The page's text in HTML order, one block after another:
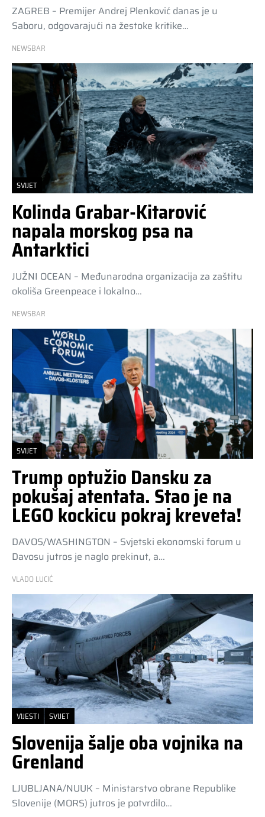
ZAGREB – Premijer Andrej Plenković danas je u
Saboru, odgovarajući na žestoke kritike…
NEWSBAR
SVIJET
Kolinda Grabar-Kitarović
napala morskog psa na
Antarktici
JUŽNI OCEAN – Međunarodna organizacija za zaštitu
okoliša Greenpeace i lokalno…
NEWSBAR
SVIJET
Trump optužio Dansku za
pokušaj atentata. Stao je na
LEGO kockicu pokraj kreveta!
DAVOS/WASHINGTON – Svjetski ekonomski forum u
Davosu jutros je naglo prekinut, a…
VLADO LUCIĆ
VIJESTI SVIJET
Slovenija šalje oba vojnika na
Grenland
LJUBLJANA/NUUK – Ministarstvo obrane Republike
Slovenije (MORS) jutros je potvrdilo…